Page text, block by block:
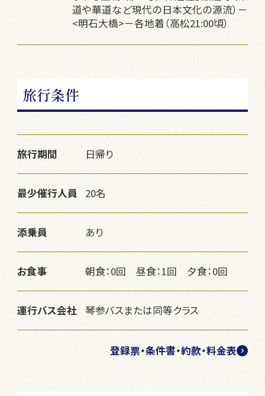
道や華道など現代の日本文化の源流）－
<明石大橋>－各地着（高松21:00頃）
旅行条件
旅行期間 日帰り
最少催行人員 20名
添乗員 あり
お食事 朝食：0回 昼食：1回 夕食：0回
運行バス会社 琴参バスまたは同等クラス
登録票・条件書・約款・料金表